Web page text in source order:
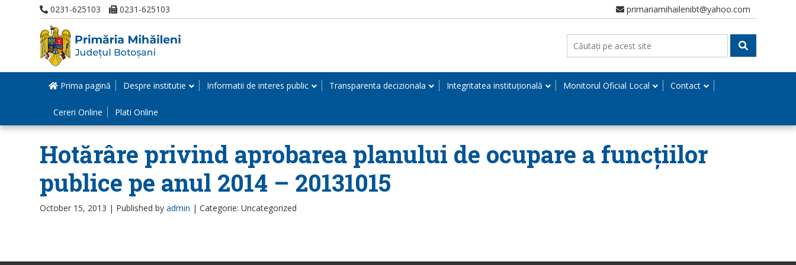
0231-625103 0231-625103 primariamihailenibt@yahoo.com
Prima pagină Despre institutie Informatii de interes public Transparenta decizionala Integritatea instituțională Monitorul Oficial Local Contact
Cereri Online Plati Online
Hotărâre privind aprobarea planului de ocupare a funcțiilor
publice pe anul 2014 – 20131015
October 15, 2013 | Published by admin | Categorie: Uncategorized